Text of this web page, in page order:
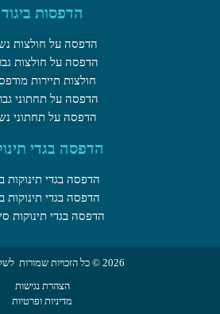
הדפסות ביגוד
הדפסה על חולצות נשים
הדפסה על חולצות גברים
חולצות תיירות מודפסות
הדפסה על תחתוני גברים
הדפסה על תחתוני נשים
הדפסה בגדי תינוקות
הדפסה בגדי תינוקות בנים
הדפסה בגדי תינוקות בנות
הדפסה בגדי תינוקות סינרים
2026 © כל הזכויות שמורות לשלאגר בע״מ
הצהרת נגישות
מדיניות ופרטיות